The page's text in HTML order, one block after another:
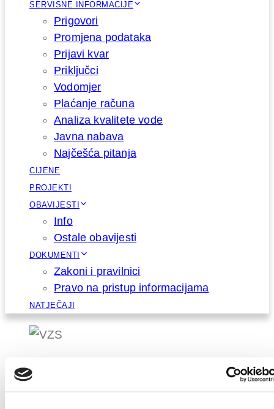
SERVISNE INFORMACIJE
Prigovori
Promjena podataka
Prijavi kvar
Priključci
Vodomjer
Plaćanje računa
Analiza kvalitete vode
Javna nabava
Najčešća pitanja
CIJENE
PROJEKTI
OBAVIJESTI
Info
Ostale obavijesti
DOKUMENTI
Zakoni i pravilnici
Pravo na pristup informacijama
NATJEČAJI
Published in: